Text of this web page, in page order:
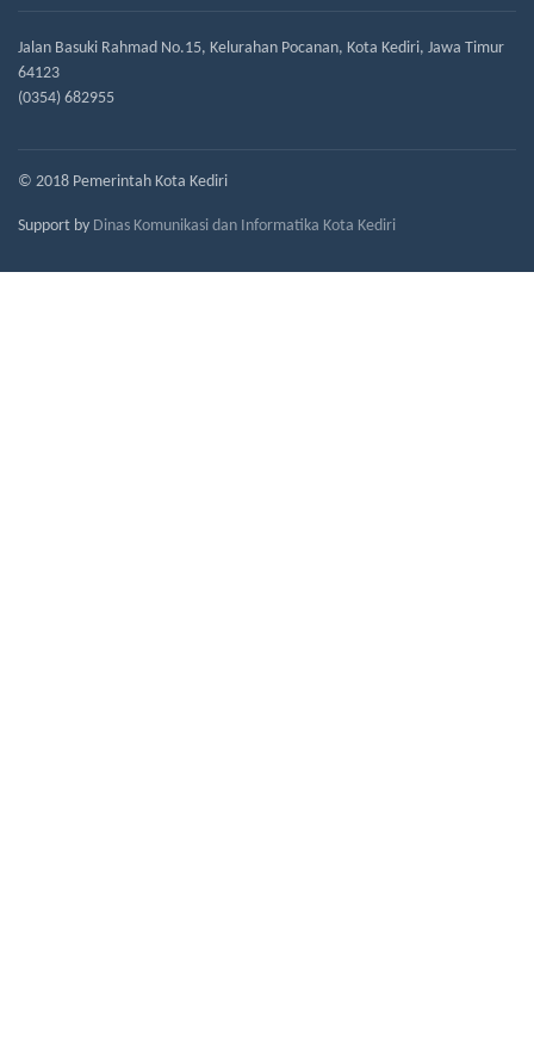
Jalan Basuki Rahmad No.15, Kelurahan Pocanan, Kota Kediri, Jawa Timur
64123
(0354) 682955
© 2018 Pemerintah Kota Kediri
Support by Dinas Komunikasi dan Informatika Kota Kediri